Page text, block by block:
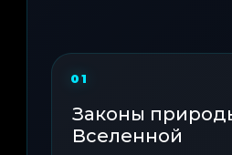
Законы
Вселенной